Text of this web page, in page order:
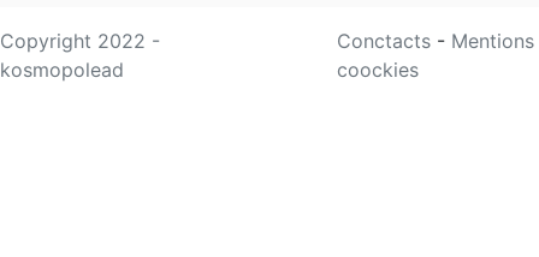
Copyright 2022 -
kosmopolead
Conctacts -
coockies